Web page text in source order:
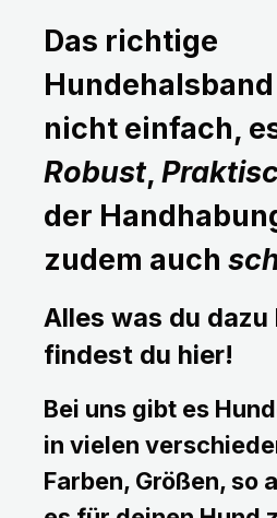
Das richtige
nicht einfach,
Robust,
der
zudem auch
Alles was du
findest du hier!
Bei uns gibt es
in vielen
Farben, Größen, so